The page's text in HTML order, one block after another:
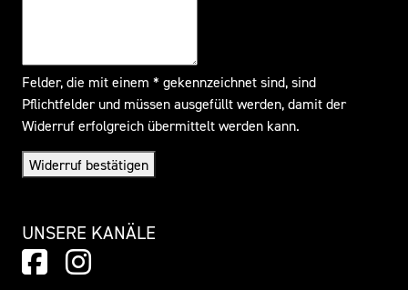
Felder, die mit einem * gekennzeichnet sind, sind
Pflichtfelder und müssen ausgefüllt werden, damit der
Widerruf erfolgreich übermittelt werden kann.
Widerruf bestätigen
UNSERE KANÄLE